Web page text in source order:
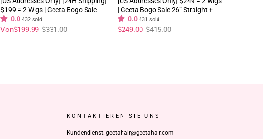
$199 = 2 Wigs | Geeta Bogo Sale
22” Yaki Straight + 16” Body Wave
Human Hair Wig Flash Sale
0.0 432 sold
Normaler
Preis
$331.00
Sonderpreis
Von$199.99
| Geeta Bogo Sale 26” Straight +
16” Body Wave Human Hair Wig
0.0 431 sold
Normaler
Preis
$415.00
Sonderpreis
$249.00
KONTAKTIEREN SIE UNS
Kundendienst: geetahair@geetahair.com